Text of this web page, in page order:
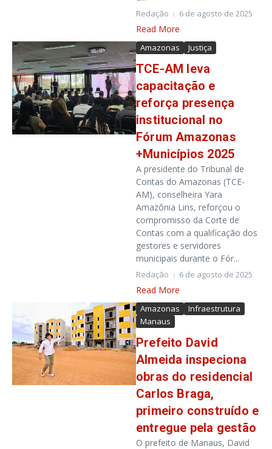
Redação 6 de agosto de 2025
Read More
Amazonas Justiça
TCE-AM leva
capacitação e
reforça presença
institucional no
Fórum Amazonas
+Municípios 2025
A presidente do Tribunal de
Contas do Amazonas (TCE-
AM), conselheira Yara
Amazônia Lins, reforçou o
compromisso da Corte de
Contas com a qualificação dos
gestores e servidores
municipais durante o Fór...
Redação 6 de agosto de 2025
Read More
Amazonas
Infraestrutura
Manaus
Prefeito David
Almeida inspeciona
obras do residencial
Carlos Braga,
primeiro construído e
entregue pela gestão
O prefeito de Manaus, David